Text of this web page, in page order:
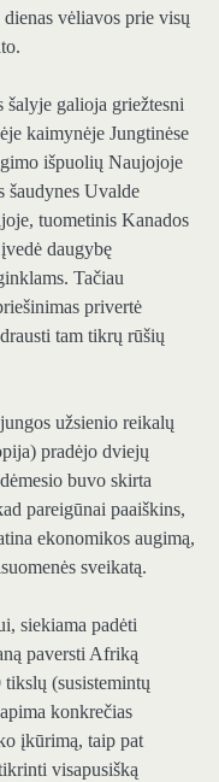
vėliavos prie visų
šalyje galioja griežtesni
kaimynėje Jungtinėse
išpuolių Naujojoje
šaudynes Uvalde
tuometinis Kanados
daugybę
Tačiau
privertė
tam tikrų rūšių
užsienio reikalų
pradėjo dviejų
buvo skirta
pareigūnai paaiškins,
ekonomikos augimą,
sveikatą.
siekiama padėti
paversti Afriką
(susistemintų
konkrečias
įkūrimą, taip pat
visapusišką